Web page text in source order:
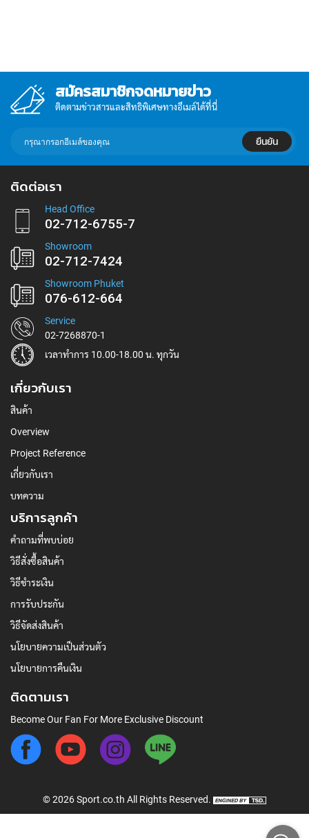
สมัครสมาชิกจดหมายข่าว
ติดตามข่าวสารและสิทธิพิเศษทางอีเมล์ได้ที่นี่
อีเมล์
รับ
ยืนยัน
ติดต่อเรา
Head Office
02-712-6755-7
Showroom
02-712-7424
Showroom Phuket
076-612-664
Service
02-7268870-1
เวลาทำการ 10.00-18.00 น. ทุกวัน
เกี่ยวกับเรา
สินค้า
Overview
Project Reference
เกี่ยวกับเรา
บทความ
บริการลูกค้า
คำถามที่พบบ่อย
วิธีสั่งซื้อสินค้า
วิธีชำระเงิน
การรับประกัน
วิธีจัดส่งสินค้า
นโยบายความเป็นส่วนตัว
นโยบายการคืนเงิน
ติดตามเรา
Become Our Fan For More Exclusive Discount
©2026Sport.co.th All Rights Reserved.